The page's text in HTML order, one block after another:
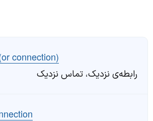
connection)
رابطه‌ی نزدیک، تماس نزدیک